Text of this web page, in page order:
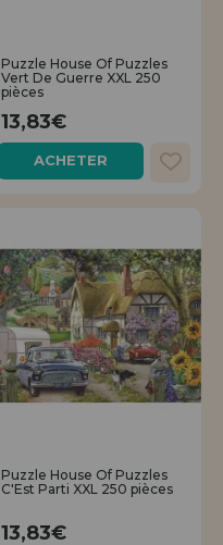
Puzzle House Of Puzzles
Vert De Guerre XXL 250
pièces
13,83€
ACHETER
Puzzle House Of Puzzles
C'Est Parti XXL 250 pièces
13,83€